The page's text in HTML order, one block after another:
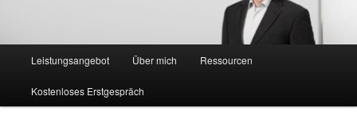
Leistungsangebot Über mich Ressourcen
Kostenloses Erstgespräch